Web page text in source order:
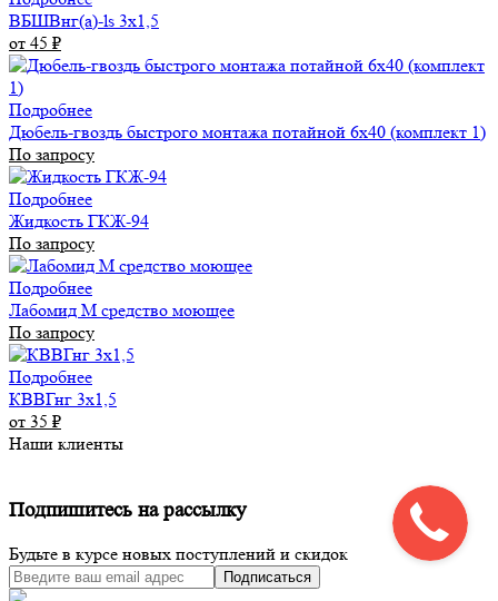
ВБШВнг(а)-ls 3х1,5
от 45 ₽
Подробнее
Дюбель-гвоздь быстрого монтажа потайной 6х40 (комплект 1)
По запросу
Подробнее
Жидкость ГКЖ-94
По запросу
Подробнее
Лабомид М средство моющее
По запросу
Подробнее
КВВГнг 3х1,5
от 35 ₽
Наши клиенты
Подпишитесь на рассылку
Будьте в курсе новых поступлений и скидок
Подписаться